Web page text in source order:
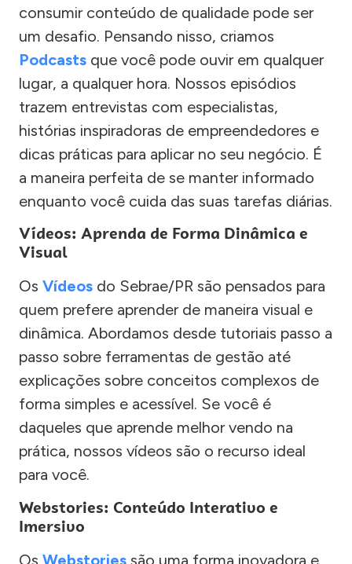
consumir conteúdo de qualidade pode ser
um desafio. Pensando nisso, criamos
Podcasts que você pode ouvir em qualquer
lugar, a qualquer hora. Nossos episódios
trazem entrevistas com especialistas,
histórias inspiradoras de empreendedores e
dicas práticas para aplicar no seu negócio. É
a maneira perfeita de se manter informado
enquanto você cuida das suas tarefas diárias.
Vídeos: Aprenda de Forma Dinâmica e
Visual
Os Vídeos do Sebrae/PR são pensados para
quem prefere aprender de maneira visual e
dinâmica. Abordamos desde tutoriais passo a
passo sobre ferramentas de gestão até
explicações sobre conceitos complexos de
forma simples e acessível. Se você é
daqueles que aprende melhor vendo na
prática, nossos vídeos são o recurso ideal
para você.
Webstories: Conteúdo Interativo e
Imersivo
Os Webstories são uma forma inovadora e